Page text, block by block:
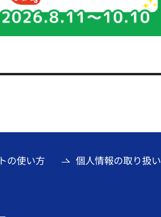
の使い方 個人情報の取り扱い